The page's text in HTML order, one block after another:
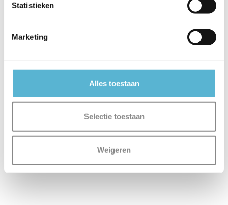
Statistieken
Marketing
Alles toestaan
Selectie toestaan
Weigeren
0
Recent bekeken
Premium